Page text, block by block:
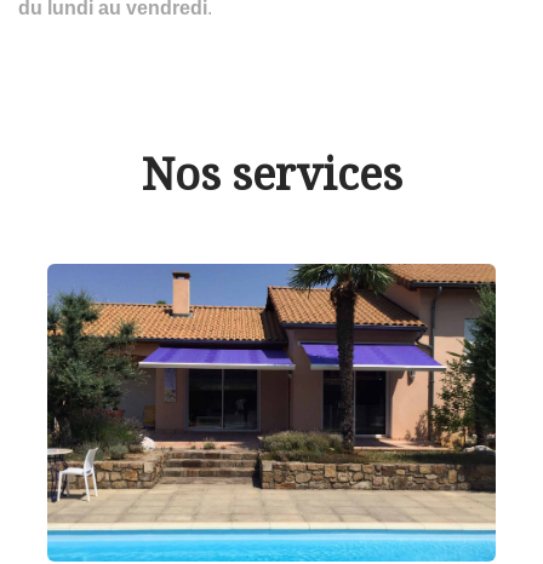
du lundi au vendredi.
Nos services